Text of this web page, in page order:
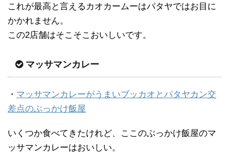
これが最高と言えるカオカームーはパタヤではお目に
かかれません。
この2店舗はそこそこおいしいです。
マッサマンカレー
・ マッサマンカレーがうまいブッカオとパタヤカン交
差点のぶっかけ飯屋
いくつか食べてきたけれど、ここのぶっかけ飯屋のマ
ッサマンカレーはおいしい。